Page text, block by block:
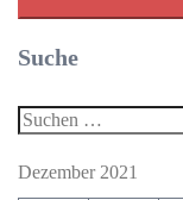
Suche
Suchen
Dezember 2021